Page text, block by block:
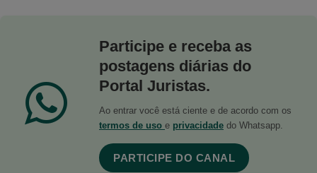
Participe e receba as
postagens diárias do
Portal Juristas.
Ao entrar você está ciente e de acordo com os
termos de uso e privacidade do Whatsapp.
PARTICIPE DO CANAL